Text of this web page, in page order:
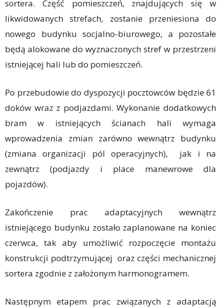
sortera. Część pomieszczeń, znajdujących się w
likwidowanych strefach, zostanie przeniesiona do
nowego budynku socjalno-biurowego, a pozostałe
będą alokowane do wyznaczonych stref w przestrzeni
istniejącej hali lub do pomieszczeń.
Po przebudowie do dyspozycji pocztowców będzie 61
doków wraz z podjazdami. Wykonanie dodatkowych
bram w istniejących ścianach hali wymaga
wprowadzenia zmian zarówno wewnątrz budynku
(zmiana organizacji pól operacyjnych), jak i na
zewnątrz (podjazdy i place manewrowe dla
pojazdów).
Zakończenie prac adaptacyjnych wewnątrz
istniejącego budynku zostało zaplanowane na koniec
czerwca, tak aby umożliwić rozpoczęcie montażu
konstrukcji podtrzymującej oraz części mechanicznej
sortera zgodnie z założonym harmonogramem.
Następnym etapem prac związanych z adaptacją